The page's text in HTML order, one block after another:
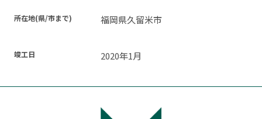
所在地(県/市まで) 福岡県久留米市
竣工日 2020年1月